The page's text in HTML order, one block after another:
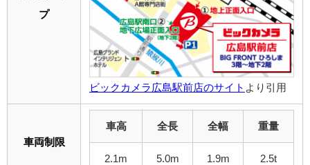
プ
ビックカメラ広島駅前店のサイト より引用
車両制限
車高 全長 全幅 重量
2.1m 5.0m 1.9m 2.5t